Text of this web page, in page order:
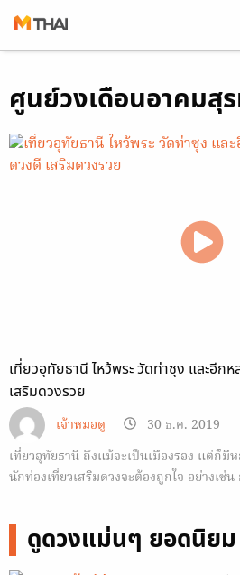
to
content
ศูนย์วงเดือนอาคมสุ
เที่ยวอุทัยธานี ไหว้พระ วัดท่าซุง และอีก
เสริมดวงรวย
เจ้าหมอดู
30 ธ.ค. 2019
เที่ยวอุทัยธานี ถึงแม้จะเป็นเมืองรอง แต่ก็
นักท่องเที่ยวเสริมดวงจะต้องถูกใจ อย่างเช่
ดูดวงแม่นๆ ยอดนิยม